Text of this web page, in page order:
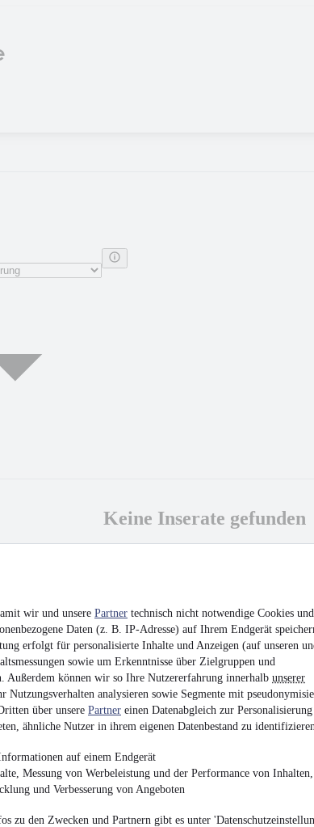
wir und unsere Partner technisch nicht notwendige Cookies
Daten (z. B. IP-Adresse) auf Ihrem Endgerät
erfolgt für personalisierte Inhalte und Anzeigen (auf unseren
sowie um Erkenntnisse über Zielgruppen und
Außerdem können wir so Ihre Nutzererfahrung innerhalb unserer
Nutzungsverhalten analysieren sowie Segmente mit
über unsere Partner einen Datenabgleich zur
ähnliche Nutzer in ihrem eigenen Datenbestand zu
auf einem Endgerät
Messung von Werbeleistung und der Performance von Inhalten,
und Verbesserung von Angeboten
zu den Zwecken und Partnern gibt es unter
Keine Inserate gefunden